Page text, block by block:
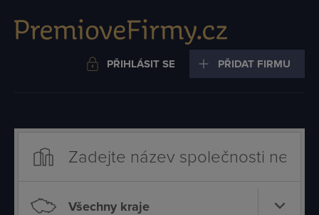
PŘIHLÁSIT SE PŘIDAT FIRMU
Všechny kraje